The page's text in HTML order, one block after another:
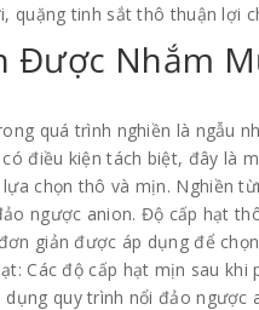
quặng tinh sắt thô thuận lợi
Được Nhắm
quá trình nghiền là ngẫu
điều kiện tách biệt, đây là
chọn thô và mịn. Nghiền
ngược anion. Độ cấp hạt
giản được áp dụng để
Các độ cấp hạt mịn sau
quy trình nổi đảo